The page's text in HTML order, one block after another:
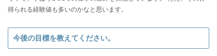
得られる経験値も多いのかなと思います。
今後の目標を教えてください。